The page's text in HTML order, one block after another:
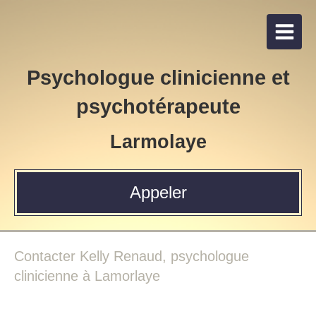
Psychologue clinicienne et
psychotérapeute
Larmolaye
Appeler
Contacter Kelly Renaud, psychologue
clinicienne à Lamorlaye